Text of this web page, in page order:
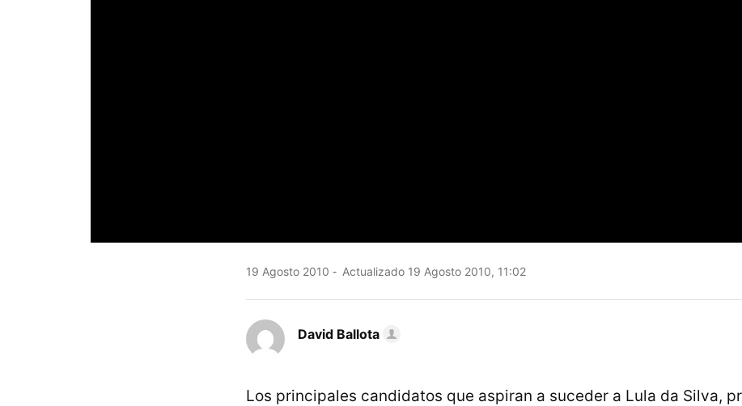
19 Agosto 2010 Actualizado 19 Agosto 2010, 11:02
David Ballota
Los principales candidatos que aspiran a suceder a Lula da Silva,